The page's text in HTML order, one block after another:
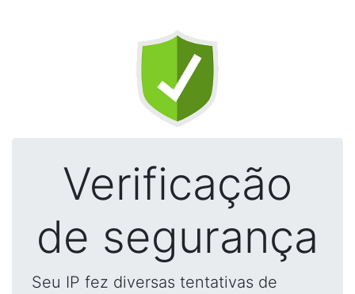
Verificação
de segurança
Seu IP fez diversas tentativas de